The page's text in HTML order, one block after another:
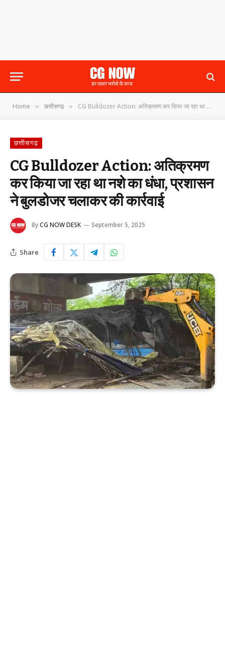
Home » छत्तीसगढ़ » CG Bulldozer Action: अतिक्रमण कर किया जा रहा था नशे का धंधा, प्रशासन ने बुलडोजर चलाकर की कार्रवाई
छत्तीसगढ़
CG Bulldozer Action: अतिक्रमण
कर किया जा रहा था नशे का धंधा, प्रशासन
ने बुलडोजर चलाकर की कार्रवाई
ByCG NOW DESK September 5, 2025
Share